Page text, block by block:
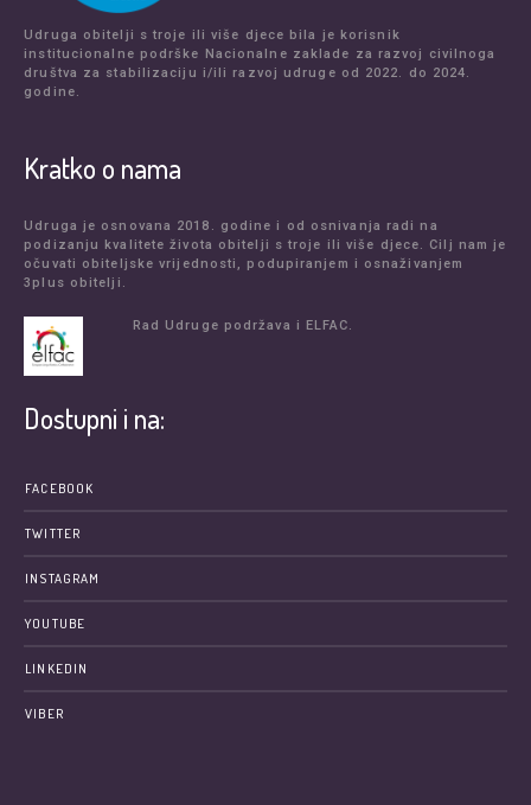
Udruga obitelji s troje ili više djece bila je korisnik
institucionalne podrške Nacionalne zaklade za razvoj civilnoga
društva za stabilizaciju i/ili razvoj udruge od 2022. do 2024.
godine.
Kratko o nama
Udruga je osnovana 2018. godine i od osnivanja radi na
podizanju kvalitete života obitelji s troje ili više djece. Cilj nam je
očuvati obiteljske vrijednosti, podupiranjem i osnaživanjem
3plus obitelji.
Rad Udruge podržava i ELFAC.
Dostupni i na:
FACEBOOK
TWITTER
INSTAGRAM
YOUTUBE
LINKEDIN
VIBER